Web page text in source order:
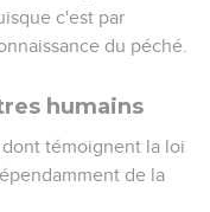
c'est par
du péché.
humains
témoignent la loi
de la